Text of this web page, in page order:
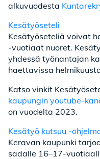
alkuvuodesta
Kesätyöseteli
Kesätyöseteliä voivat
-vuotiaat nuoret.
yhdessä työnantajan
haettavissa
Katso vinkit
kaupungin youtube-
on vuodelta 2023.
Kesätyö kutsuu -
Keravan kaupunki
sadalle 16–17-